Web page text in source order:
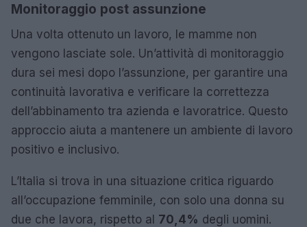
Monitoraggio post assunzione
Una volta ottenuto un lavoro, le mamme non
vengono lasciate sole. Un’attività di monitoraggio
dura sei mesi dopo l’assunzione, per garantire una
continuità lavorativa e verificare la correttezza
dell’abbinamento tra azienda e lavoratrice. Questo
approccio aiuta a mantenere un ambiente di lavoro
positivo e inclusivo.
L’Italia si trova in una situazione critica riguardo
all’occupazione femminile, con solo una donna su
due che lavora, rispetto al 70,4% degli uomini.